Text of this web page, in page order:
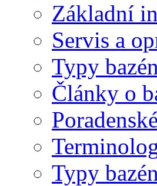
Základní
Servis a
Typy
Články o
Typy